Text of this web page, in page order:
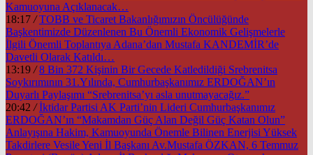
Kamuoyuna Açıklanacak…
18:17 / TOBB ve Ticaret Bakanlığımızın Öncülüğünde
Başkentimizde Düzenlenen Bu Önemli Ekonomik Gelişmelerle
İlgili Önemli Toplantıya Adana’dan Mustafa KANDEMİR’de
Davetli Olarak Katıldı…
13:19 / 8 Bin 372 Kişinin Bir Gecede Katledildiği Srebrenitsa
Soykırımının 31.Yılında, Cumhurbaşkanımız ERDOĞAN’ın
Duyarlı Paylaşımı “Srebrenitsa’yı asla unutmayacağız.”
20:42 / İktidar Partisi AK Parti’nin Lideri Cumhurbaşkanımız
ERDOĞAN’ın “Makamdan Güç Alan Değil Güç Katan Olun”
Anlayışına Hakim, Kamuoyunda Önemle Bilinen Enerjisi Yüksek
Takdirlere Vesile Yeni İl Başkanı Av.Mustafa ÖZKAN, 6 Temmuz